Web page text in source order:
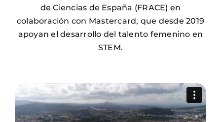
de Ciencias de España (FRACE) en
colaboración con Mastercard, que desde 2019
apoyan el desarrollo del talento femenino en
STEM.